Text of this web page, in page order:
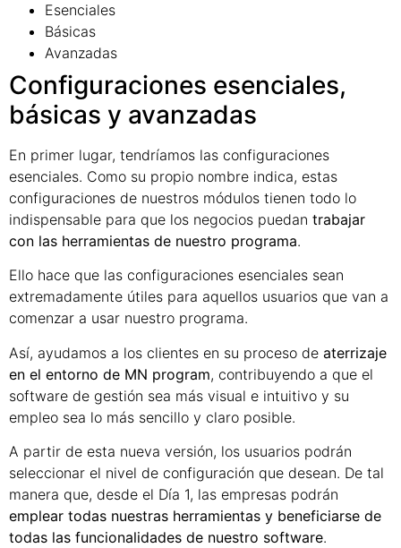
Esenciales
Básicas
Avanzadas
Configuraciones esenciales,
básicas y avanzadas
En primer lugar, tendríamos las configuraciones
esenciales. Como su propio nombre indica, estas
configuraciones de nuestros módulos tienen todo lo
indispensable para que los negocios puedan trabajar
con las herramientas de nuestro programa.
Ello hace que las configuraciones esenciales sean
extremadamente útiles para aquellos usuarios que van a
comenzar a usar nuestro programa.
Así, ayudamos a los clientes en su proceso de aterrizaje
en el entorno de MN program, contribuyendo a que el
software de gestión sea más visual e intuitivo y su
empleo sea lo más sencillo y claro posible.
A partir de esta nueva versión, los usuarios podrán
seleccionar el nivel de configuración que desean. De tal
manera que, desde el Día 1, las empresas podrán
emplear todas nuestras herramientas y beneficiarse de
todas las funcionalidades de nuestro software.